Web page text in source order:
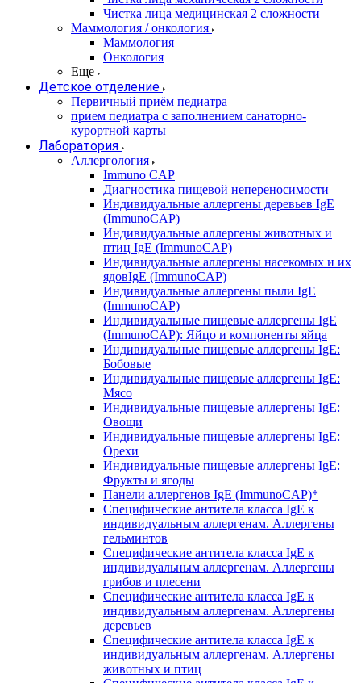
Чистка лица медицинская 2 сложности
Маммология / онкология
Маммология
Онкология
Еще
Детское отделение
Первичный приём педиатра
прием педиатра с заполнением санаторно-
курортной карты
Лаборатория
Аллергология
Immuno CAP
Диагностика пищевой непереносимости
Индивидуальные аллергены деревьев IgE
(ImmunoCAP)
Индивидуальные аллергены животных и
птиц IgE (ImmunoCAP)
Индивидуальные аллергены насекомых и их
ядовIgE (ImmunoCAP)
Индивидуальные аллергены пыли IgE
(ImmunoCAP)
Индивидуальные пищевые аллергены IgE
(ImmunoCAP): Яйцо и компоненты яйца
Индивидуальные пищевые аллергены IgE:
Бобовые
Индивидуальные пищевые аллергены IgE:
Мясо
Индивидуальные пищевые аллергены IgE:
Овощи
Индивидуальные пищевые аллергены IgE:
Орехи
Индивидуальные пищевые аллергены IgE:
Фрукты и ягоды
Панели аллергенов IgE (ImmunoCAP)*
Специфические антитела класса IgE к
индивидуальным аллергенам. Аллергены
гельминтов
Специфические антитела класса IgE к
индивидуальным аллергенам. Аллергены
грибов и плесени
Специфические антитела класса IgE к
индивидуальным аллергенам. Аллергены
деревьев
Специфические антитела класса IgE к
индивидуальным аллергенам. Аллергены
животных и птиц